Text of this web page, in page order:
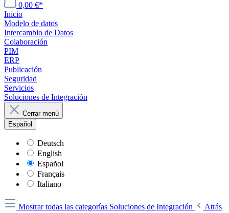
0,00 €*
Inicio
Modelo de datos
Intercambio de Datos
Colaboración
PIM
ERP
Publicación
Seguridad
Servicios
Soluciones de Integración
Cerrar menú
Español
Deutsch
English
Español
Français
Italiano
Mostrar todas las categorías Soluciones de Integración
Atrás